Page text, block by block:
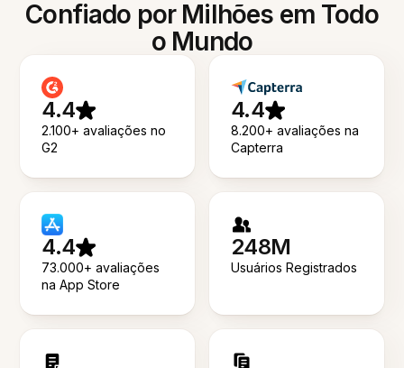
Confiado por Milhões em Todo
o Mundo
4.4
2.100+ avaliações no
G2
4.4
8.200+ avaliações na
Capterra
4.4
73.000+ avaliações
na App Store
248M
Usuários Registrados